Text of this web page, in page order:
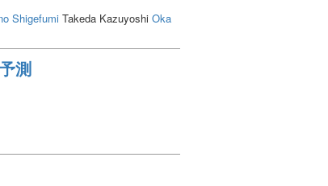
Shigefumi Takeda Kazuyoshi Oka
測